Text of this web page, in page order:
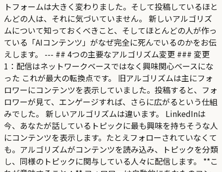
トフォームは大きく変わりました。そして投稿しているほと
んどの人は、それに気づいていません。 新しいアルゴリズ
ムについて知っておくべきこと、そしてほとんどの人が作っ
ている「AIコンテンツ」がなぜ完全に死んでいるのかをお伝
えします。 --- ## 4つの主要なアルゴリズム変更 ### 変更
1：配信はネットワークベースではなく興味関心ベースにな
った これが最大の転換点です。 旧アルゴリズムは主にフォ
ロワーにコンテンツを表示していました。投稿すると、フォ
ロワーが見て、エンゲージすれば、さらに広がるという仕組
みでした。 新しいアルゴリズムは違います。 LinkedInは
今、あなたが話しているトピックに最も興味を持ちそうな人
にコンテンツを表示します。たとえフォローされていなくて
も。アルゴリズムがコンテンツを読み込み、トピックを分類
し、同様のトピックに関与している人々に配信します。 **こ